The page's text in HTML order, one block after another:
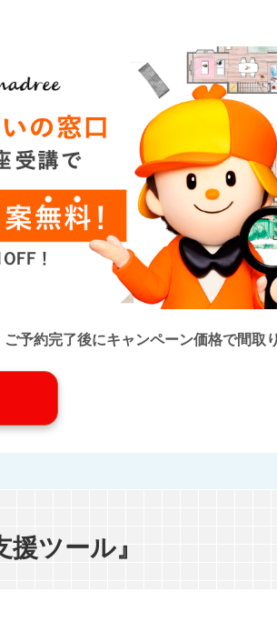
予約完了後にキャンペーン価格で間取
ツール』